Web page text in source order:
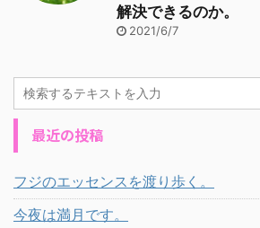
解決できるのか。
2021/6/7
最近の投稿
フジのエッセンスを渡り歩く。
今夜は満月です。